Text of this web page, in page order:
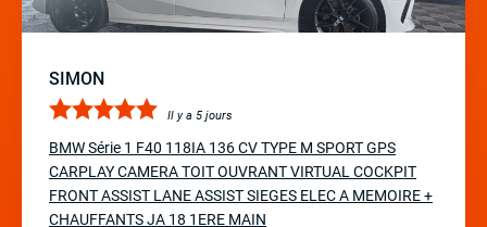
SIMON
Il y a 5 jours
BMW Série 1 F40 118IA 136 CV TYPE M SPORT GPS
CARPLAY CAMERA TOIT OUVRANT VIRTUAL COCKPIT
FRONT ASSIST LANE ASSIST SIEGES ELEC A MEMOIRE +
CHAUFFANTS JA 18 1ERE MAIN